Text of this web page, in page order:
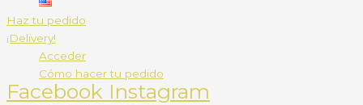
Haz tu pedido
¡Delivery!
Acceder
Cómo hacer tu pedido
Facebook Instagram